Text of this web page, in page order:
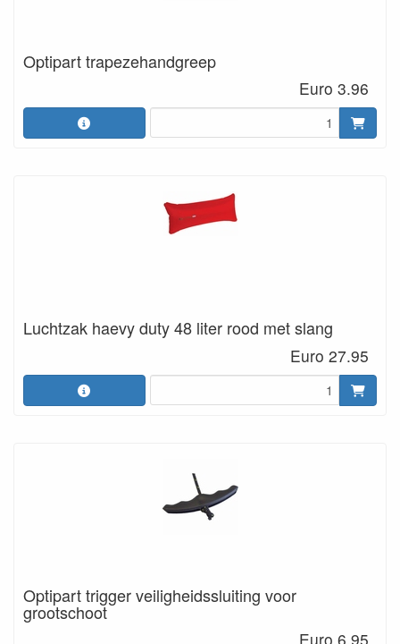
Optipart trapezehandgreep
Euro 3.96
Luchtzak haevy duty 48 liter rood met slang
Euro 27.95
Optipart trigger veiligheidssluiting voor
grootschoot
Euro 6.95